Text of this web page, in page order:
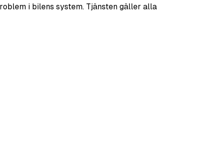
i bilens system. Tjänsten gäller alla